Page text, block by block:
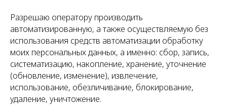
Разрешаю оператору производить
автоматизированную, а также осуществляемую без
использования средств автоматизации обработку
моих персональных данных, а именно: сбор, запись,
систематизацию, накопление, хранение, уточнение
(обновление, изменение), извлечение,
использование, обезличивание, блокирование,
удаление, уничтожение.